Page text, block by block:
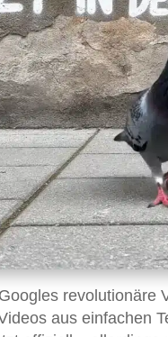
Googles revolutionäre
aus einfachen